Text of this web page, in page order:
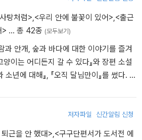
, 실업자가 될 용기는 없어서 사라지고 싶
했대」 중에서
시즌에 일본 교토로 여행을 오게 된 철호
물가를 피할 수 없었지만 철호는 그나마
탕처럼>,<우리 안에 불꽃이 있어>,<출근
> … 총 42종 (모두보기)
과 안개, 숲과 바다에 대한 이야기를 즐겨
양이는 어디든지 갈 수 있다』와 장편 소설
소년에 대해』, 『오직 달님만이』를 썼다. 그
저자파일 신간알림 신청
근을 안 했대>,<구구단편서가 도서전 에